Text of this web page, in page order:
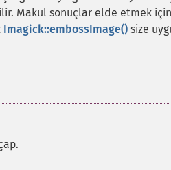
Makul sonuçlar elde etmek için
Imagick::embossImage() size